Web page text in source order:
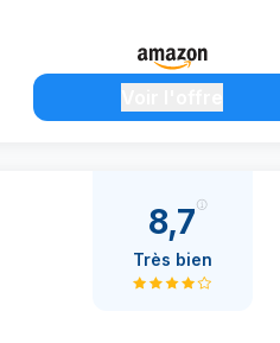
8,7
Très bien